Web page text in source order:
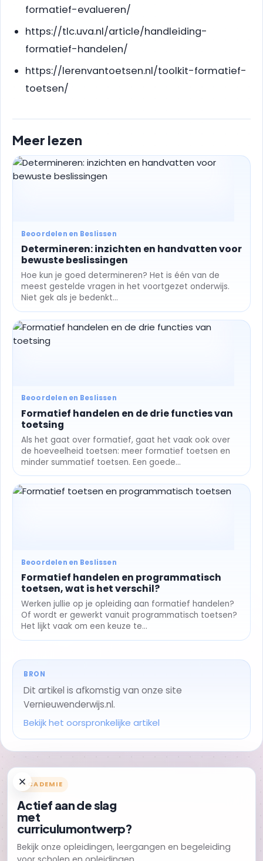
formatief-evalueren/
https://tlc.uva.nl/article/handleiding-
formatief-handelen/
https://lerenvantoetsen.nl/toolkit-formatief-
toetsen/
Meer lezen
Beoordelen en Beslissen
Determineren: inzichten en handvatten voor
bewuste beslissingen
Hoe kun je goed determineren? Het is één van de
meest gestelde vragen in het voortgezet onderwijs.
Niet gek als je bedenkt...
Beoordelen en Beslissen
Formatief handelen en de drie functies van
toetsing
Als het gaat over formatief, gaat het vaak ook over
de hoeveelheid toetsen: meer formatief toetsen en
minder summatief toetsen. Een goede...
Beoordelen en Beslissen
Formatief handelen en programmatisch
toetsen, wat is het verschil?
Werken jullie op je opleiding aan formatief handelen?
Of wordt er gewerkt vanuit programmatisch toetsen?
Het lijkt vaak om een keuze te...
BRON
Dit artikel is afkomstig van onze site
Vernieuwenderwijs.nl.
Bekijk het oorspronkelijke artikel
ACADEMIE
Actief aan de slag
met
curriculumontwerp?
Bekijk onze opleidingen, leergangen en begeleiding